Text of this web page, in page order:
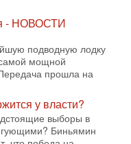
- НОВОСТИ
подводную лодку
мощной
прошла на
у власти?
выборы в
Биньямин